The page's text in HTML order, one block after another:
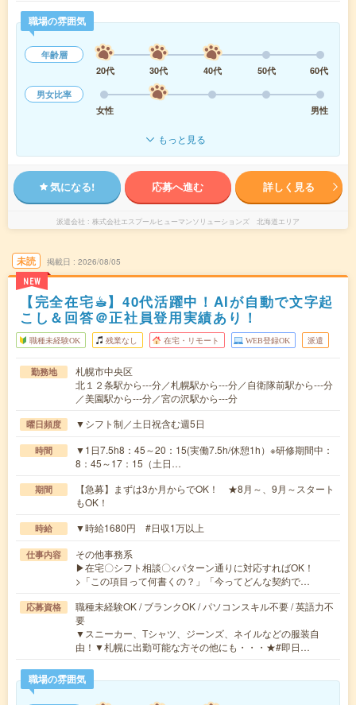
職場の雰囲気
年齢層
20代
30代 40代 50代
60代
男女比率
女性
男性
もっと見る
気になる! 応募へ進む 詳しく見る
派遣会社 株式会社エスプールヒューマンソリューションズ 北海道エリア
未読
NEW
掲載日 2026/08/05
【完全在宅☕︎】40代活躍中！AIが自動で文字起
こし＆回答＠正社員登用実績あり！
職種未経験OK 残業なし 在宅・リモート WEB登録OK 派遣
勤務地
札幌市中央区
北１２条駅から---分／札幌駅から---分／自衛隊前駅から---分
／美園駅から---分／宮の沢駅から---分
曜日頻度 ▼シフト制／土日祝含む週5日
時間
▼1日7.5h8：45～20：15(実働7.5h/休憩1h）※研修期間中：
8：45～17：15（土日…
期間
【急募】まずは3か月からでOK！ ★8月～、9月～スタート
もOK！
時給 ▼時給1680円 #日収1万以上
仕事内容
その他事務系
▶在宅〇シフト相談〇<パターン通りに対応すればOK！
>「この項目って何書くの？」「今ってどんな契約で…
応募資格
職種未経験OK / ブランクOK / パソコンスキル不要 / 英語力不
要
▼スニーカー、Tシャツ、ジーンズ、ネイルなどの服装自
由！▼札幌に出勤可能な方その他にも・・・★#即日…
職場の雰囲気